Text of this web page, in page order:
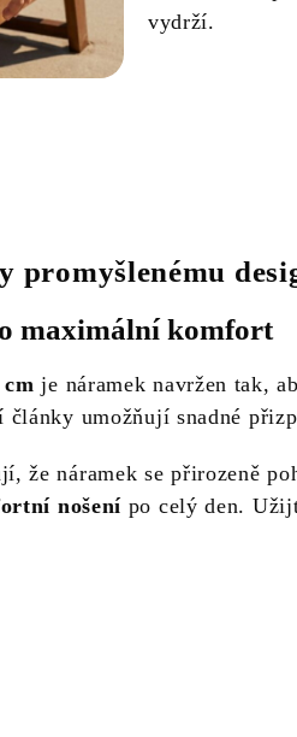
vydrží.
promyšlenému
maximální komfort
cm je náramek navržen tak,
umožňují snadné
že náramek se přirozeně
nošení po celý den.